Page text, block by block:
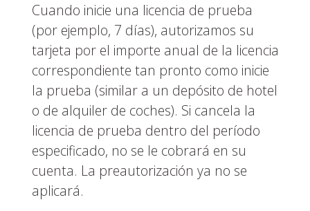
Cuando inicie una licencia de prueba
(por ejemplo, 7 días), autorizamos su
tarjeta por el importe anual de la licencia
correspondiente tan pronto como inicie
la prueba (similar a un depósito de hotel
o de alquiler de coches). Si cancela la
licencia de prueba dentro del período
especificado, no se le cobrará en su
cuenta. La preautorización ya no se
aplicará.